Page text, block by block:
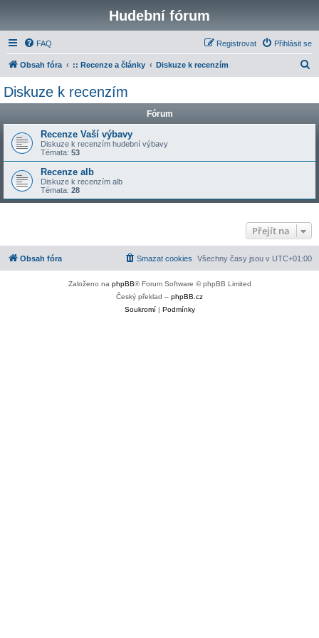
Hudební fórum
FAQ Přihlásit se
Registrovat
Obsah fóra :: Recenze a články Diskuze k recenzím
Diskuze k recenzím
Fórum
Recenze Vaší výbavy
Diskuze k recenzím hudební výbavy
Témata: 53
Recenze alb
Diskuze k recenzím alb
Témata: 28
Přejít na
Obsah fóra Všechny časy jsou v UTC+01:00
Smazat cookies
Založeno na phpBB® Forum Software © phpBB Limited
Český překlad – phpBB.cz
Soukromí| Podmínky